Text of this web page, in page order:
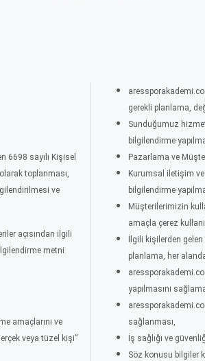
6698 sayılı Kişisel
toplanması,
ve
açısından ilgili
metni
amaçlarını ve
veya tüzel kişi”
gerekli planlama,
Sunduğumuz
bilgilendirme
Pazarlama ve
Kurumsal iletişim
bilgilendirme
Müşterilerimizin
amaçla çerez
İlgili kişilerden
planlama, her
yapılmasını
sağlanması,
İş sağlığı ve
Söz konusu bilgiler